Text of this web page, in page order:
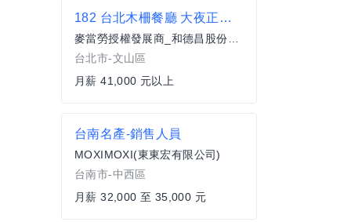
182 台北木柵餐廳 大夜正職服務員(全職)
麥當勞授權發展商_和德昌股份有限公司
台北市-文山區
月薪 41,000 元以上
台南名產-銷售人員
MOXIMOXI(東東宏有限公司)
台南市-中西區
月薪 32,000 至 35,000 元